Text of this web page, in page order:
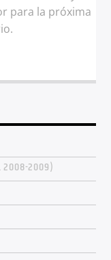
para la próxima
2008-2009)